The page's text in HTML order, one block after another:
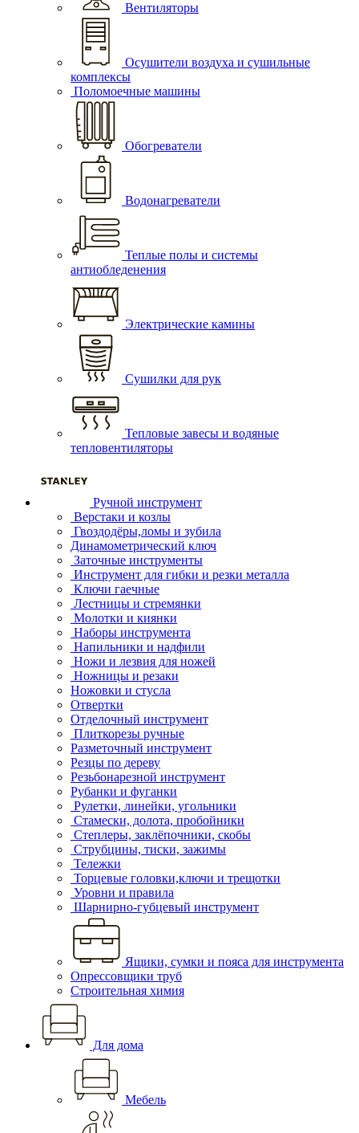
Вентиляторы
Осушители воздуха и сушильные
комплексы
Поломоечные машины
Обогреватели
Водонагреватели
Теплые полы и системы
антиобледенения
Электрические камины
Сушилки для рук
Тепловые завесы и водяные
тепловентиляторы
Ручной инструмент
Верстаки и козлы
Гвоздодёры,ломы и зубила
Динамометрический ключ
Заточные инструменты
Инструмент для гибки и резки металла
Ключи гаечные
Лестницы и стремянки
Молотки и киянки
Наборы инструмента
Напильники и надфили
Ножи и лезвия для ножей
Ножницы и резаки
Ножовки и стусла
Отвертки
Отделочный инструмент
Плиткорезы ручные
Разметочный инструмент
Резцы по дереву
Резьбонарезной инструмент
Рубанки и фуганки
Рулетки, линейки, угольники
Стамески, долота, пробойники
Степлеры, заклёпочники, скобы
Струбцины, тиски, зажимы
Тележки
Торцевые головки,ключи и трещотки
Уровни и правила
Шарнирно-губцевый инструмент
Ящики, сумки и пояса для инструмента
Опрессовщики труб
Строительная химия
Для дома
Мебель